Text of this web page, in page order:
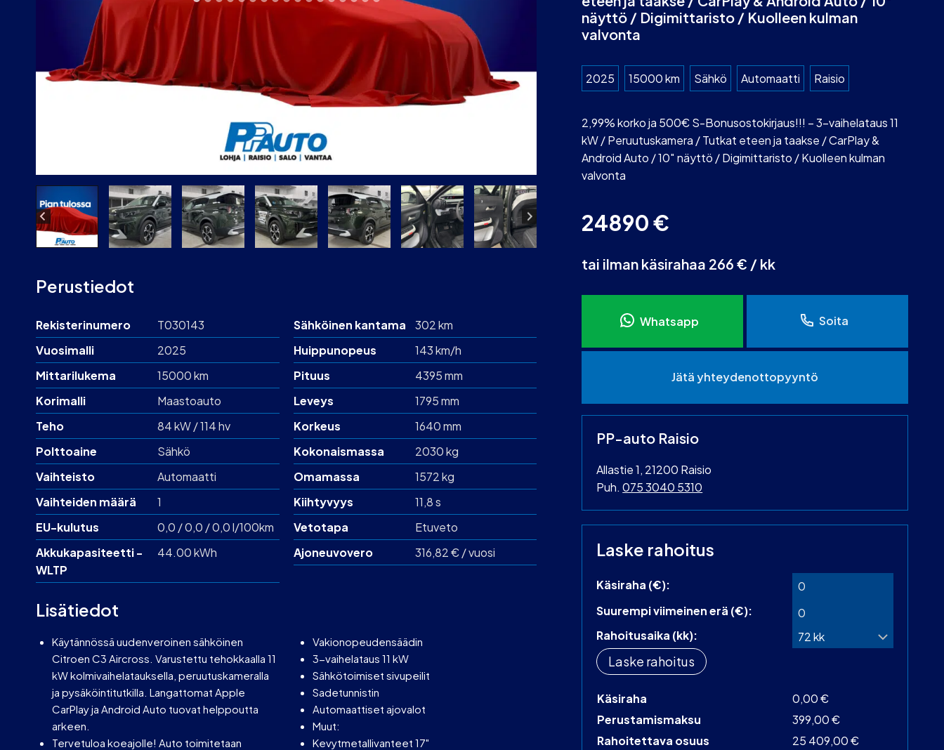
Perustiedot
Rekisterinumero
T030143
Vuosimalli
2025
Mittarilukema
15000 km
Korimalli
Maastoauto
Teho
84 kW / 114 hv
Polttoaine
Sähkö
Vaihteisto
Automaatti
Vaihteiden määrä
1
EU-kulutus
0,0 / 0,0 / 0,0 l/100km
Akku­kapasiteetti -
WLTP
44.00 kWh
Sähköinen kantama
302 km
Huippunopeus
143 km/h
Pituus
4395 mm
Leveys
1795 mm
Korkeus
1640 mm
Kokonaismassa
2030 kg
Omamassa
1572 kg
Kiihtyvyys
11,8 s
Vetotapa
Etuveto
Ajoneuvovero
316,82 € / vuosi
Lisätiedot
Käytännössä uudenveroinen sähköinen
Citroen C3 Aircross. Varustettu tehokkaalla 11
kW kolmivaihelatauksella, peruutuskameralla
ja pysäköintitutkilla. Langattomat Apple
CarPlay ja Android Auto tuovat helppoutta
arkeen.
Tervetuloa koeajolle! Auto toimitetaan
Vakionopeudensäädin
3-vaihelataus 11 kW
Sähkötoimiset sivupeilit
Sadetunnistin
Automaattiset ajovalot
Muut:
Kevytmetallivanteet 17"
näyttö / Digimittaristo / Kuolleen kulman
valvonta
2025 15000 km Sähkö Automaatti Raisio
2,99% korko ja 500€ S-Bonusostokirjaus!!! – 3-vaihelataus 11
kW / Peruutuskamera / Tutkat eteen ja taakse / CarPlay &
Android Auto / 10″ näyttö / Digimittaristo / Kuolleen kulman
valvonta
24890€
tai ilman käsirahaa 266 € / kk
Whatsapp Soita
Jätä yhteydenottopyyntö
PP-auto Raisio
Allastie 1, 21200 Raisio
Puh.075 3040 5310
Laske rahoitus
Käsiraha (€):
Suurempi viimeinen erä (€):
Rahoitusaika (kk):
Laske rahoitus
Käsiraha
0,00 €
Perustamismaksu
399,00 €
Rahoitettava osuus
25 409,00 €